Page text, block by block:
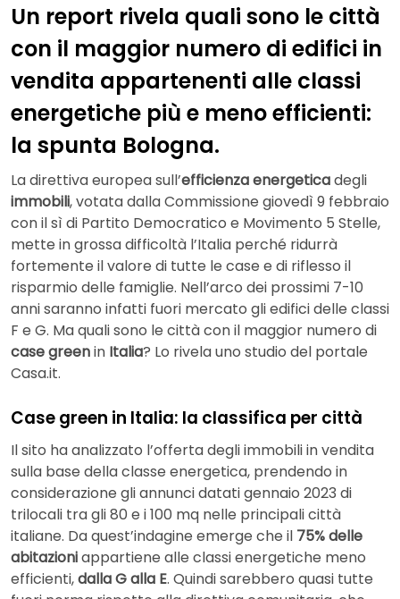
Un report rivela quali sono le città
con il maggior numero di edifici in
vendita appartenenti alle classi
energetiche più e meno efficienti:
la spunta Bologna.
La direttiva europea sull’efficienza energeticadegli
immobili, votata dalla Commissione giovedì 9 febbraio
con il sì di Partito Democratico e Movimento 5 Stelle,
mette in grossa difficoltà l’Italia perché ridurrà
fortemente il valore di tutte le case e di riflesso il
risparmio delle famiglie. Nell’arco dei prossimi 7-10
anni saranno infatti fuori mercato gli edifici delle classi
F e G. Ma quali sono le città con il maggior numero di
case greenin Italia? Lo rivela uno studio del portale
Casa.it.
Case green in Italia: la classifica per città
Il sito ha analizzato l’offerta degli immobili in vendita
sulla base della classe energetica, prendendo in
considerazione gli annunci datati gennaio 2023 di
trilocali tra gli 80 e i 100 mq nelle principali città
italiane. Da quest’indagine emerge che il 75%delle
abitazioniappartiene alle classi energetiche meno
efficienti,dalla G alla E. Quindi sarebbero quasi tutte